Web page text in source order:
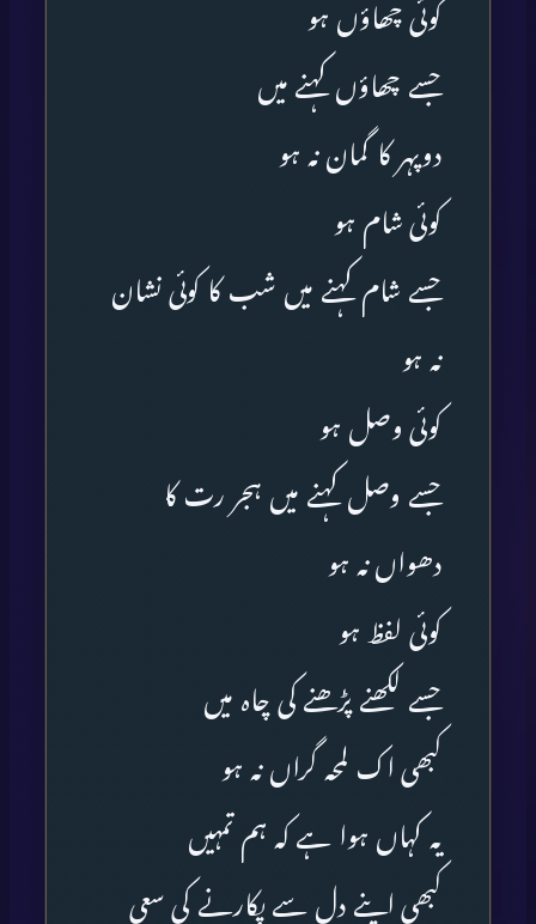
کوئی چھاؤں ہو
جسے چھاؤں کہنے میں
دوپہر کا گمان نہ ہو
کوئی شام ہو
جسے شام کہنے میں شب کا کوئی نشان
نہ ہو
کوئی وصل ہو
جسے وصل کہنے میں ہجر رت کا
دھواں نہ ہو
کوئی لفظ ہو
جسے لکھنے پڑھنے کی چاہ میں
کبھی اک لمحہ گراں نہ ہو
یہ کہاں ہوا ہے کہ ہم تمہیں
کبھی اپنے دل سے پکارنے کی سعی